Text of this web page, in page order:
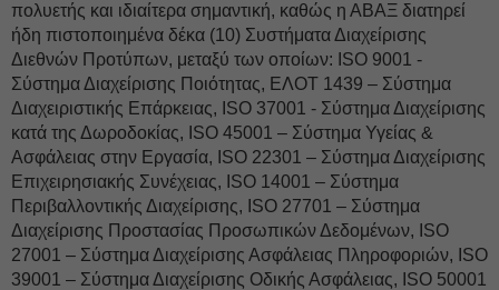
πολυετής και ιδιαίτερα σημαντική, καθώς η ΑΒΑΞ διατηρεί
ήδη πιστοποιημένα δέκα (10) Συστήματα Διαχείρισης
Διεθνών Προτύπων, μεταξύ των οποίων: ISO 9001 -
Σύστημα Διαχείρισης Ποιότητας, ΕΛΟΤ 1439 – Σύστημα
Διαχειριστικής Επάρκειας, ISO 37001 - Σύστημα Διαχείρισης
κατά της Δωροδοκίας, ISO 45001 – Σύστημα Υγείας &
Ασφάλειας στην Εργασία, ISO 22301 – Σύστημα Διαχείρισης
Επιχειρησιακής Συνέχειας, ISO 14001 – Σύστημα
Περιβαλλοντικής Διαχείρισης, ISO 27701 – Σύστημα
Διαχείρισης Προστασίας Προσωπικών Δεδομένων, ISO
27001 – Σύστημα Διαχείρισης Ασφάλειας Πληροφοριών, ISO
39001 – Σύστημα Διαχείρισης Οδικής Ασφάλειας, ISO 50001